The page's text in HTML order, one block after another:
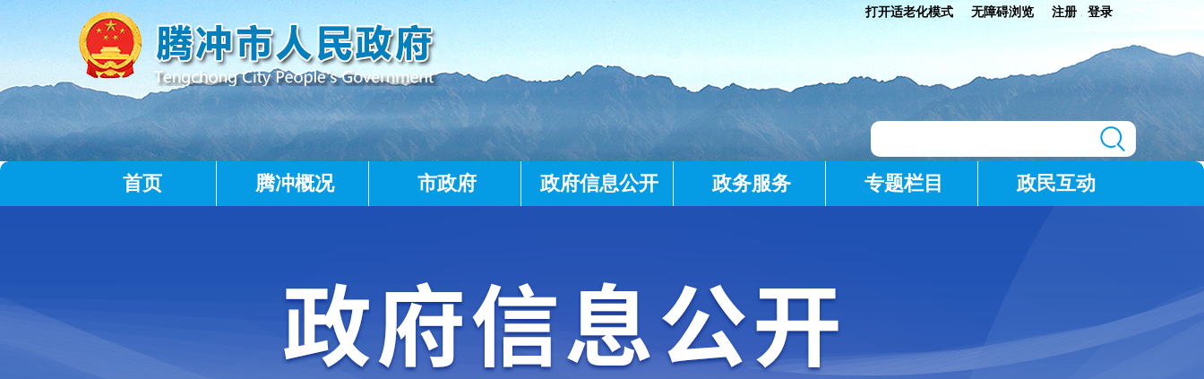
打开适老化模式 无障碍浏览 注册 登录
首页 腾冲概况 市政府 政府信息公开 政务服务 专题栏目 政民互动